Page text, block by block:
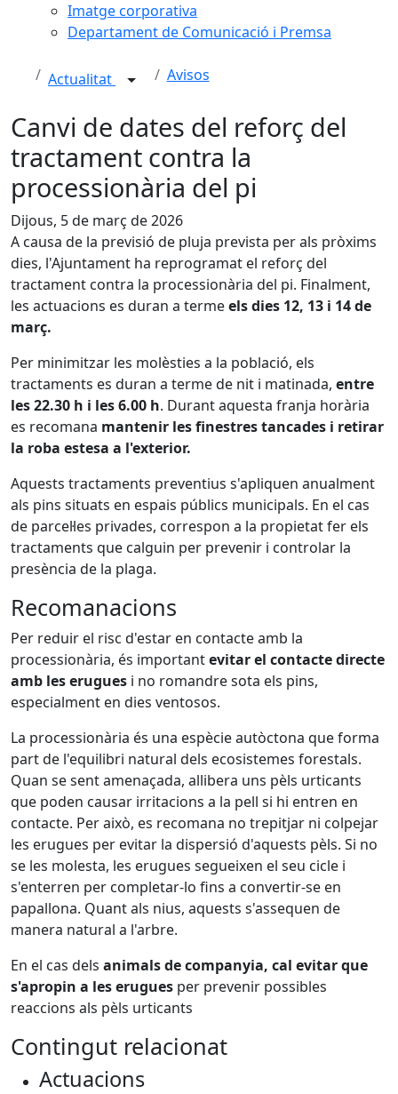
Imatge corporativa
Departament de Comunicació i Premsa
Actualitat Avisos
Canvi de dates del reforç del
tractament contra la
processionària del pi
Dijous, 5 de març de 2026
A causa de la previsió de pluja prevista per als pròxims
dies, l'Ajuntament ha reprogramat el reforç del
tractament contra la processionària del pi. Finalment,
les actuacions es duran a termeels dies 12, 13 i 14 de
març.
Per minimitzar les molèsties a la població, els
tractaments es duran a terme de nit i matinada, entre
les 22.30 h i les 6.00 h. Durant aquesta franja horària
es recomana mantenir les finestres tancades i retirar
la roba estesa a l'exterior.
Aquests tractaments preventius s'apliquen anualment
als pins situats en espais públics municipals. En el cas
de parcel·les privades, correspon a la propietat fer els
tractaments que calguin per prevenir i controlar la
presència de la plaga.
Recomanacions
Per reduir el risc d'estar en contacte amb la
processionària, és importantevitar el contacte directe
amb les erugues i no romandre sota els pins,
especialment en dies ventosos.
La processionària és una espècie autòctona que forma
part de l'equilibri natural dels ecosistemes forestals.
Quan se sent amenaçada, allibera uns pèls urticants
que poden causar irritacions a la pell si hi entren en
contacte. Per això, es recomana no trepitjar ni colpejar
les erugues per evitar la dispersió d'aquests pèls. Si no
se les molesta, les erugues segueixen el seu cicle i
s'enterren per completar-lo fins a convertir-se en
papallona. Quant als nius, aquests s'assequen de
manera natural a l'arbre.
En el cas dels animals de companyia, cal evitar que
s'apropin a les erugues per prevenir possibles
reaccions als pèls urticants
Contingut relacionat
Actuacions